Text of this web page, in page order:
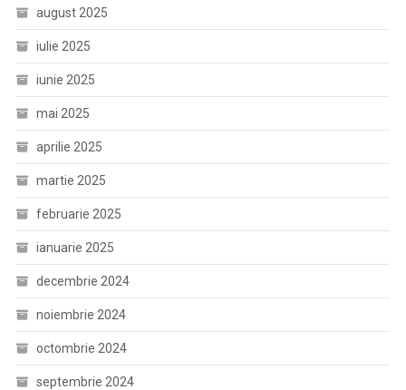
august 2025
iulie 2025
iunie 2025
mai 2025
aprilie 2025
martie 2025
februarie 2025
ianuarie 2025
decembrie 2024
noiembrie 2024
octombrie 2024
septembrie 2024